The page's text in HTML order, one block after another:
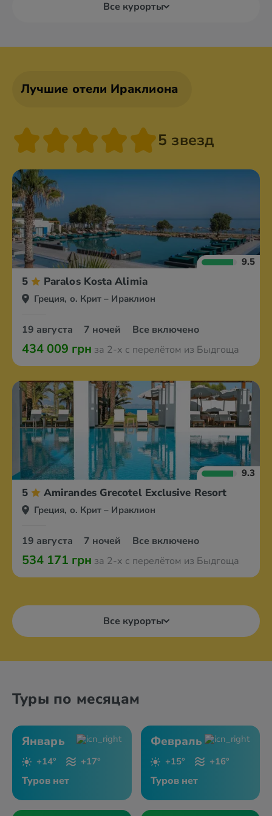
Все курорты
Лучшие отели Ираклиона
5 звезд
9.5
5 Paralos Kosta Alimia
Греция, о. Крит – Ираклион
19 августа 7 ночей Все включено
434 009 грн за 2-х с перелётом из Быдгоща
9.3
5 Amirandes Grecotel Exclusive Resort
Греция, о. Крит – Ираклион
19 августа 7 ночей Все включено
534 171 грн за 2-х с перелётом из Быдгоща
Все курорты
Туры по месяцам
Январь
+14° +17°
Туров нет
Февраль
+15° +16°
Туров нет